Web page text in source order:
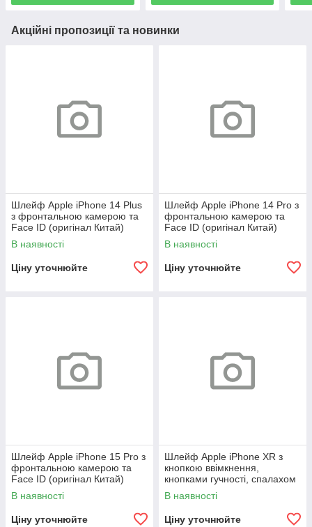
Акційні пропозиції та новинки
Шлейф Apple iPhone 14 Plus
з фронтальною камерою та
Face ID (оригінал Китай)
В наявності
Ціну уточнюйте
Шлейф Apple iPhone 14 Pro з
фронтальною камерою та
Face ID (оригінал Китай)
В наявності
Ціну уточнюйте
Шлейф Apple iPhone 15 Pro з
фронтальною камерою та
Face ID (оригінал Китай)
В наявності
Ціну уточнюйте
Шлейф Apple iPhone XR з
кнопкою ввімкнення,
кнопками гучності, спалахом
та мікрофоном (оригінал
Китай)
В наявності
Ціну уточнюйте